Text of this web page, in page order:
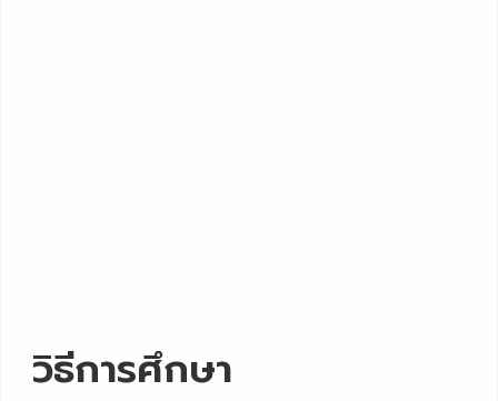
วิธีการศึกษา